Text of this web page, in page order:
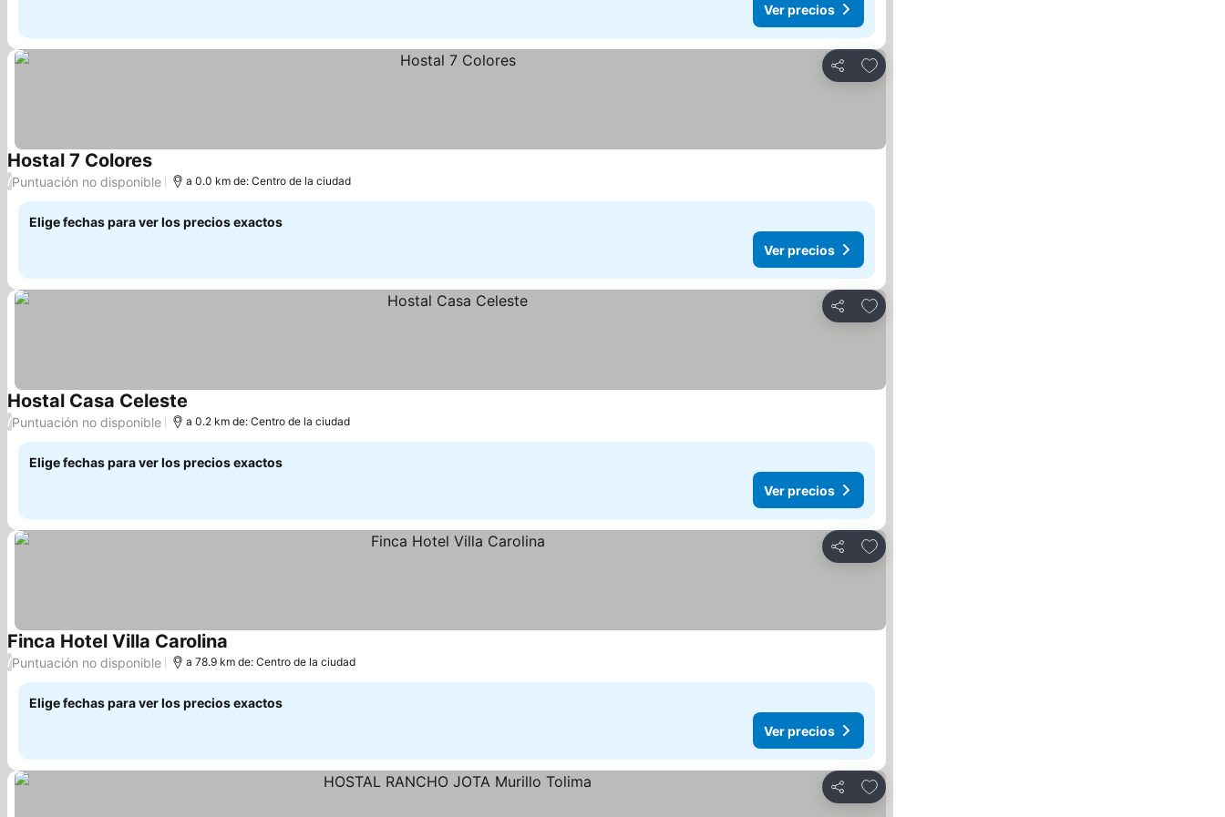
Ver precios
Compartir
Agregar a favoritos
Hostal 7 ColoresVer precios
/Puntuación no disponible a 0.0 km de: Centro de la ciudad
Elige fechas para ver los precios exactos
Ver precios
Compartir
Agregar a favoritos
Hostal Casa Celeste
/Puntuación no disponible a 0.2 km de: Centro de la ciudad
Elige fechas para ver los precios exactos
Ver precios
Compartir
Agregar a favoritos
Finca Hotel Villa Carolina
/Puntuación no disponible a 78.9 km de: Centro de la ciudad
Elige fechas para ver los precios exactos
Ver precios
Compartir
Agregar a favoritos